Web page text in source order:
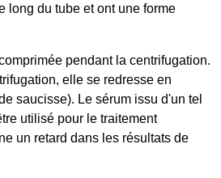
long du tube et ont une forme
pendant la centrifugation.
elle se redresse en
saucisse). Le sérum issu d'un tel
utilisé pour le traitement
un retard dans les résultats de